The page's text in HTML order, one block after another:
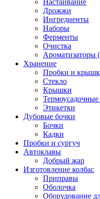
Настаивание
Дрожжи
Ингредиенты
Наборы
Ферменты
Очистка
Ароматизаторы
Хранение
Пробки и
Стекло
Крышки
Термоусадочные
Этикетки
Дубовые бочки
Бочки
Кадки
Пробки и сургуч
Автоклавы
Добрый жар
Изготовление колбас
Приправы
Оболочка
Оборудование